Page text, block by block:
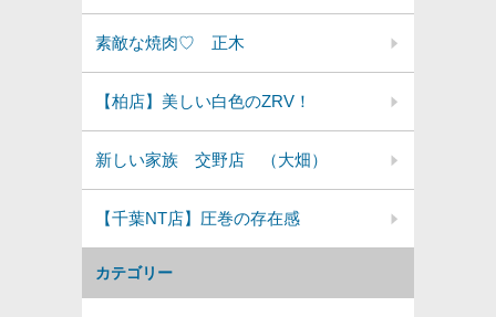
カテゴリー
素敵な焼肉♡ 正木
【柏店】美しい白色のZRV！
新しい家族 交野店 （大畑）
【千葉NT店】圧巻の存在感